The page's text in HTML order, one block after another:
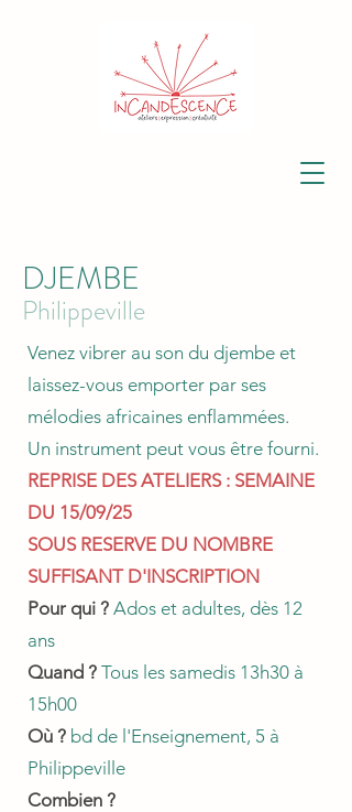
DJEMBE
Philippeville
Venez vibrer au son du djembe et
laissez-vous emporter par ses
mélodies africaines enflammées.
Un instrument peut vous être fourni.
​REPRISE DES ATELIERS : SEMAINE
DU 15/09/25
SOUS RESERVE DU NOMBRE
SUFFISANT D'INSCRIPTION
Pour qui ? Ados et adultes, dès 12
ans
Quand ? Tous les samedis 13h30 à
15h00
Où ? bd de l'Enseignement, 5 à
Philippeville
Combien ?